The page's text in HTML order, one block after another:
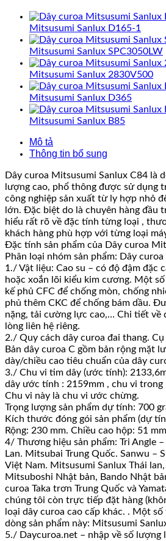
Mitsusumi Sanlux D165-1
Mitsusumi Sanlux SPC3050LW
Mitsusumi Sanlux 2830V500
Mitsusumi Sanlux D365
Mitsusumi Sanlux B85
Mô tả
Thông tin bổ sung
Dây curoa Mitsusumi Sanlux C84 là
lượng cao, phổ thông được sử dụng
công nghiệp sản xuất từ ly hợp nhỏ
lớn. Đặc biệt do là chuyên hàng đầu
hiểu rất rõ về đặc tính từng loại ,
khách hàng phù hợp với từng loại
Đặc tính sản phẩm của Dây curoa
Phân loại nhóm sản phẩm: Dây
1./ Vật liệu: Cao su – có độ đậm đặc
hoặc xoắn lõi kiểu kim cương. Một
kế phủ CFC để chống mòn, chống
phủ thêm CKC để chống bám dầu.
nặng, tải cường lực cao,… Chi tiết về
lòng liên hệ riêng.
2./ Quy cách dây curoa đai thang.
Bản dây curoa C gồm bản rộng mặt
dày/chiều cao tiêu chuẩn của dây
3./ Chu vi tim dây (ước tính):
dây ước tính : 2159mm , chu vi
Chu vi này là chu vi ước chừng.
Trọng lượng sản phẩm dự tính: 700
Kích thước đóng gói sản phẩm (dự
Rộng: 230 mm. Chiều cao hộp: 51
4/ Thương hiệu sản phẩm: Tri Angle
Lan. Mitsubai Trung Quốc. Sanwu –
Việt Nam. Mitsusumi Sanlux Thái lan,
Mitsuboshi Nhật bản, Bando Nhật
curoa Taka trơn Trung Quốc và
chúng tôi còn trực tiếp đặt hàng
loại dây curoa cao cấp khác. . Một
dòng sản phẩm này: Mitsusumi
5./ Daycuroa.net – nhập về số